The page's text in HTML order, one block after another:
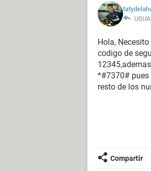
Hola,
codigo de
*#7370# pues
resto de los
Compartir